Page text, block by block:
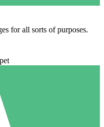
for all sorts of purposes.